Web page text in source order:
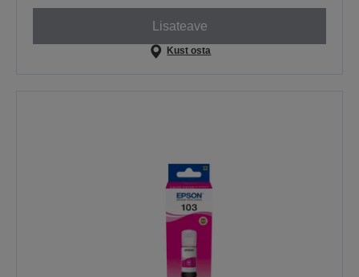
Lisateave
Kust osta